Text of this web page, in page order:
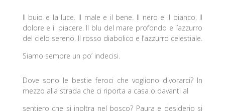
Il buio e la luce. Il male e il bene. Il nero e il bianco. Il
dolore e il piacere. Il blu del mare profondo e l’azzurro
del cielo sereno. Il rosso diabolico e l’azzurro celestiale.
Siamo sempre un po’ indecisi.
Dove sono le bestie feroci che vogliono divorarci? In
mezzo alla strada che ci riporta a casa o davanti al
sentiero che si inoltra nel bosco? Paura e desiderio si